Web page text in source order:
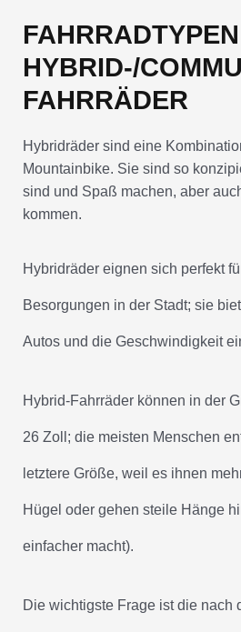
HYBRID-/
FAHRRÄDER
Hybridräder sind eine
Mountainbike. Sie sind so
sind und Spaß machen, aber
kommen.
Hybridräder eignen sich perfekt
Besorgungen in der Stadt; sie
Autos und die Geschwindigkeit
Hybrid-Fahrräder können in der
26 Zoll; die meisten Menschen
letztere Größe, weil es ihnen
Hügel oder gehen steile Hänge
einfacher macht).
Die wichtigste Frage ist die nach